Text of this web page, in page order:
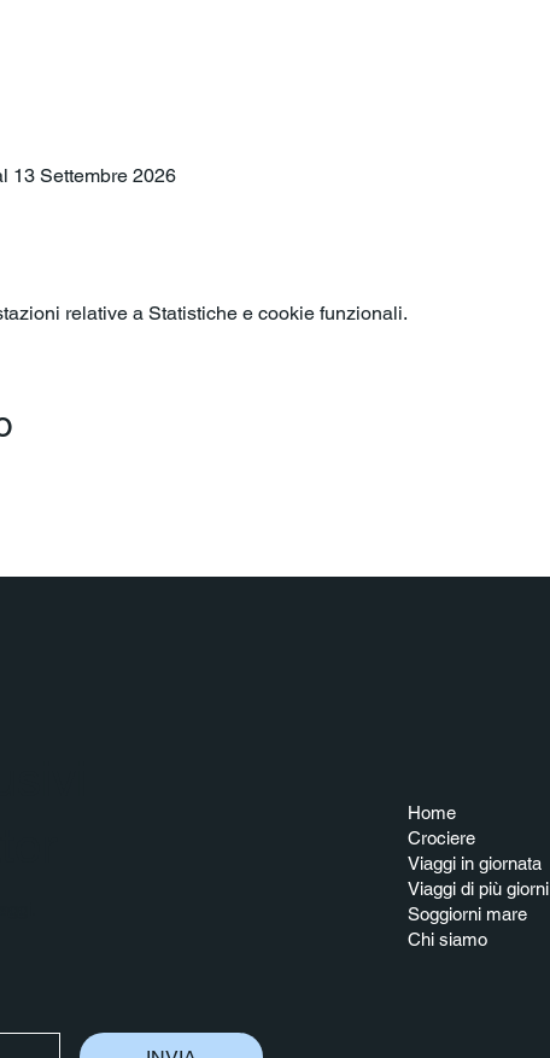
13 Settembre 2026
relative a Statistiche e cookie funzionali.
Home
Crociere
Viaggi in giornata
Viaggi di più giorni
Soggiorni mare
Chi siamo